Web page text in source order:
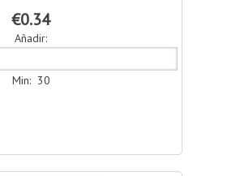
€0.34
Añadir:
Min: 30